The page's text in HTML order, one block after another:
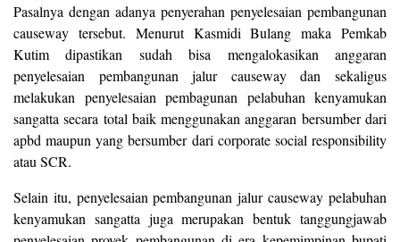
Pasalnya dengan adanya penyerahan penyelesaian pembangunan
causeway tersebut. Menurut Kasmidi Bulang maka Pemkab
Kutim dipastikan sudah bisa mengalokasikan anggaran
penyelesaian pembangunan jalur causeway dan sekaligus
melakukan penyelesaian pembagunan pelabuhan kenyamukan
sangatta secara total baik menggunakan anggaran bersumber dari
apbd maupun yang bersumber dari corporate social responsibility
atau SCR.
Selain itu, penyelesaian pembangunan jalur causeway pelabuhan
kenyamukan sangatta juga merupakan bentuk tanggungjawab